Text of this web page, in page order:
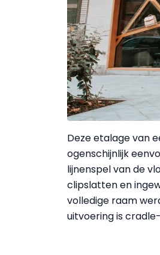
Deze etalage van
ogenschijnlijk
lijnenspel van de
clipslatten en
volledige raam
uitvoering is